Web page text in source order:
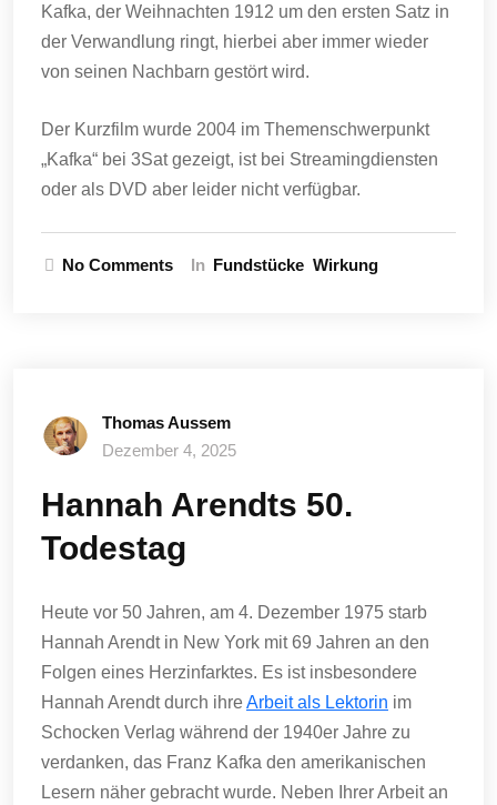
Kafka, der Weihnachten 1912 um den ersten Satz in
der Verwandlung ringt, hierbei aber immer wieder
von seinen Nachbarn gestört wird.
Der Kurzfilm wurde 2004 im Themenschwerpunkt
„Kafka“ bei 3Sat gezeigt, ist bei Streamingdiensten
oder als DVD aber leider nicht verfügbar.
No Comments In Fundstücke Wirkung
Thomas Aussem
Dezember 4, 2025
Hannah Arendts 50.
Todestag
Heute vor 50 Jahren, am 4. Dezember 1975 starb
Hannah Arendt in New York mit 69 Jahren an den
Folgen eines Herzinfarktes. Es ist insbesondere
Hannah Arendt durch ihreArbeit als Lektorin im
Schocken Verlag während der 1940er Jahre zu
verdanken, das Franz Kafka den amerikanischen
Lesern näher gebracht wurde. Neben Ihrer Arbeit an